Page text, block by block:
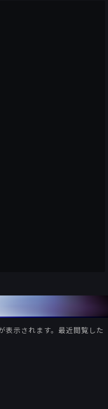
表示されます。最近閲覧した